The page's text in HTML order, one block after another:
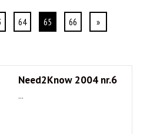
64 65 66 »
Need2Know 2004 nr.6
...